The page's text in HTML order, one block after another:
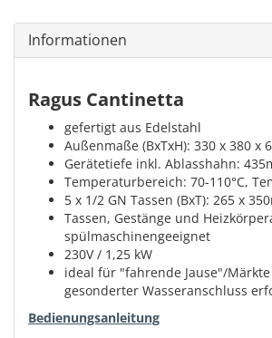
Informationen
Ragus Cantinetta
gefertigt aus Edelstahl
Außenmaße (BxTxH): 330 x 380 x
Gerätetiefe inkl. Ablasshahn:
Temperaturbereich: 70-110°C,
5 x 1/2 GN Tassen (BxT): 265 x
Tassen, Gestänge und
spülmaschinengeeignet
230V / 1,25 kW
ideal für "fahrende Jause"/
gesonderter Wasseranschluss
Bedienungsanleitung